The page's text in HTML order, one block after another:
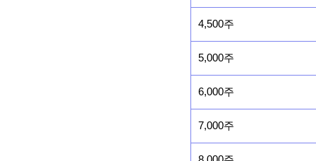
4,500주
5,000주
6,000주
7,000주